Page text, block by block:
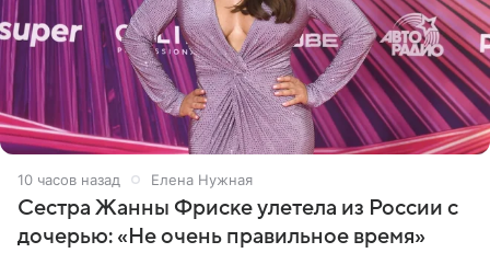
10 часов назад Елена Нужная
Сестра Жанны Фриске улетела из России с
дочерью: «Не очень правильное время»